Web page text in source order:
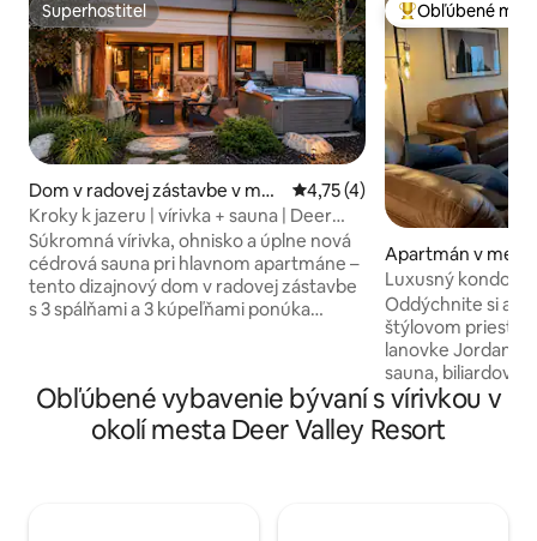
Superhostiteľ
Superhostiteľ
Dom v radovej zástavbe v mes
te Park City
Priemerné ohodnotenie 4,75
4,75 (4)
Kroky k jazeru | vírivka + sauna | Deer
Valley
Súkromná vírivka, ohnisko a úplne nová
cédrová sauna pri hlavnom apartmáne –
tento dizajnový dom v radovej zástavbe
s 3 spálňami a 3 kúpeľňami ponúka
Len pár krokov od chaty sa nachádza
komunitné jazero s piesočnou plážou,
kde môžete plávať a vyskúšať si
Najobľúbenejšie
Obľúbené
Apartmán v
Luxusný
Oddýchnite si a
štýlovom
lanovke
sauna, biliardový
komunitné
skrinky na lyže
lanovka,
Obľúbené vybavenie bývaní s vírivkou v
okolí mesta Deer Valley Resort